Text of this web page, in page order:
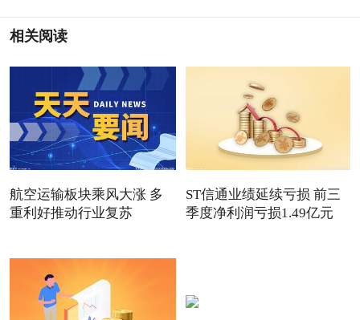
相关阅读
航空运输板块乘风大涨 多
重利好推动行业复苏
ST信通业绩延续亏损 前三
季度净利润亏损1.49亿元